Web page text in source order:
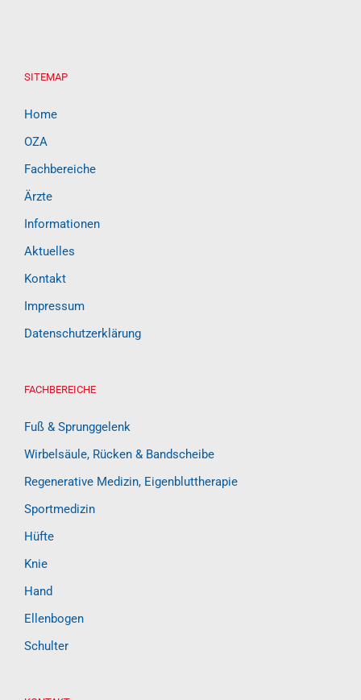
SITEMAP
Home
OZA
Fachbereiche
Ärzte
Informationen
Aktuelles
Kontakt
Impressum
Datenschutzerklärung
FACHBEREICHE
Fuß & Sprunggelenk
Wirbelsäule, Rücken & Bandscheibe
Regenerative Medizin, Eigenbluttherapie
Sportmedizin
Hüfte
Knie
Hand
Ellenbogen
Schulter